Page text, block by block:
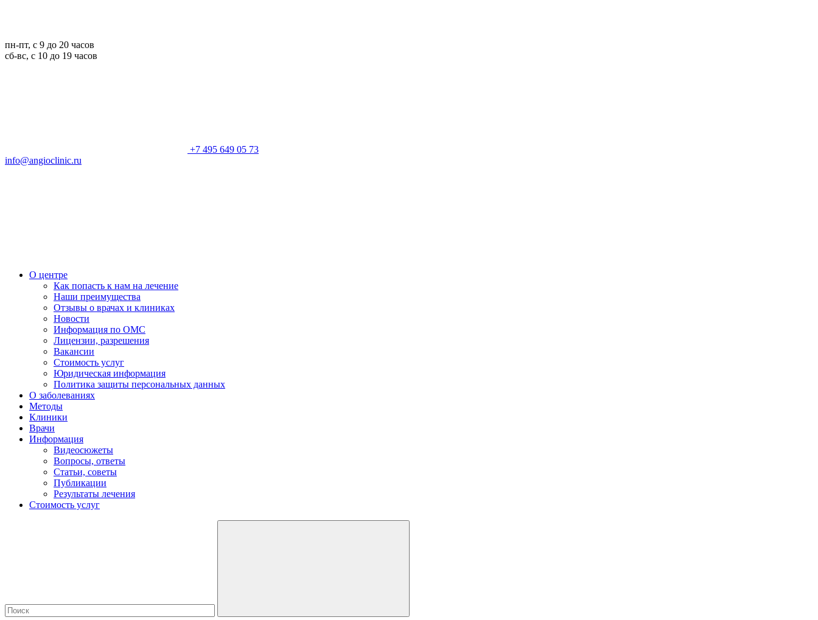
пн-пт, с 9 до 20 часов
сб-вс, с 10 до 19 часов
+7 495 649 05 73
info@angioclinic.ru
О центре
Как попасть к нам на лечение
Наши преимущества
Отзывы о врачах и клиниках
Новости
Информация по ОМС
Лицензии, разрешения
Вакансии
Стоимость услуг
Юридическая информация
Политика защиты персональных данных
О заболеваниях
Методы
Клиники
Врачи
Информация
Видеосюжеты
Вопросы, ответы
Статьи, советы
Публикации
Результаты лечения
Стоимость услуг